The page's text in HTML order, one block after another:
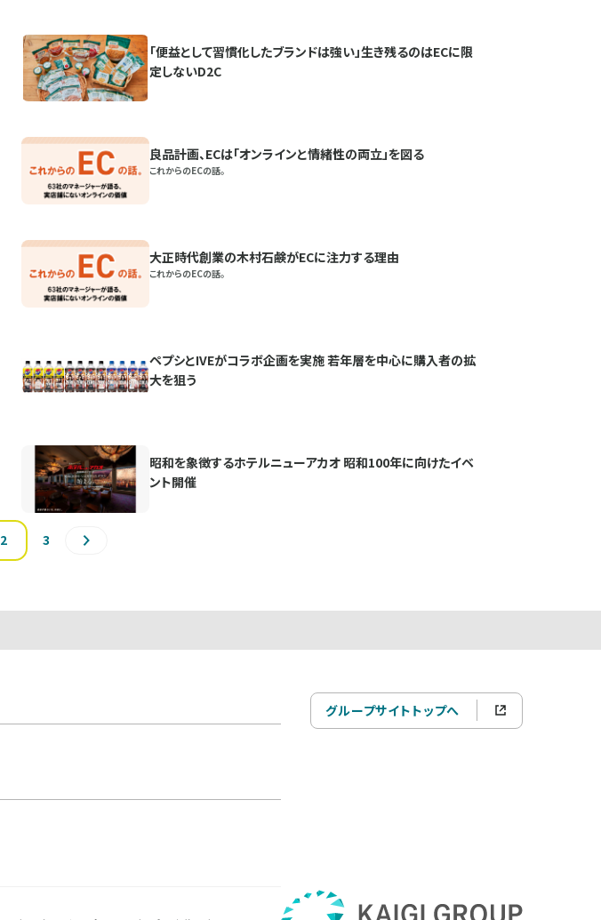
「便益として習慣化したブランドは強い」生き残るのはECに限
定しないD2C
良品計画、ECは「オンラインと情緒性の両立」を図る
これからのECの話。
大正時代創業の木村石鹸がECに注力する理由
これからのECの話。
ペプシとIVEがコラボ企画を実施 若年層を中心に購入者の拡
大を狙う
昭和を象徴するホテルニューアカオ 昭和100年に向けたイベ
ント開催
2 3
グループサイトトップへ